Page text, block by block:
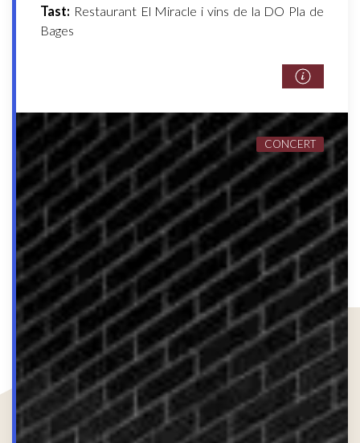
Tast: Restaurant El Miracle i vins de la DO Pla de
Bages
CONCERT